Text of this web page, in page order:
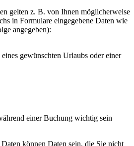
gelten z. B. von Ihnen möglicherweise
in Formulare eingegebene Daten wie
angegeben):
gewünschten Urlaubs oder einer
einer Buchung wichtig sein
können Daten sein, die Sie nicht